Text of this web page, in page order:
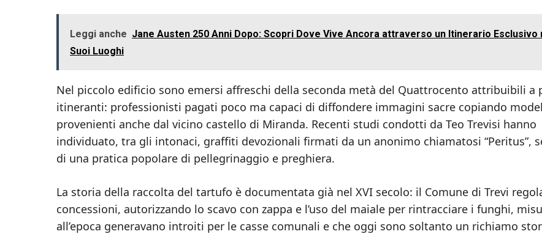
Leggi anche Jane Austen 250 Anni Dopo: Scopri Dove Vive Ancora attraverso un Itinerario Esclusivo
Suoi Luoghi
Nel piccolo edificio sono emersi affreschi della seconda metà del Quattrocento attribuibili a
itineranti: professionisti pagati poco ma capaci di diffondere immagini sacre copiando
provenienti anche dal vicino castello di Miranda. Recenti studi condotti da Teo Trevisi hanno
individuato, tra gli intonaci, graffiti devozionali firmati da un anonimo chiamatosi “Peritus”,
di una pratica popolare di pellegrinaggio e preghiera.
La storia della raccolta del tartufo è documentata già nel XVI secolo: il Comune di Trevi
concessioni, autorizzando lo scavo con zappa e l’uso del maiale per rintracciare i funghi,
all’epoca generavano introiti per le casse comunali e che oggi sono soltanto un richiamo